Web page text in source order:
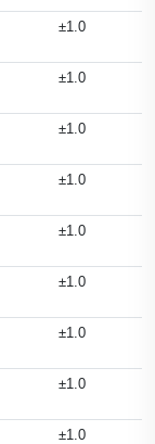
±1.0
±1.0
±1.0
±1.0
±1.0
±1.0
±1.0
±1.0
±1.0